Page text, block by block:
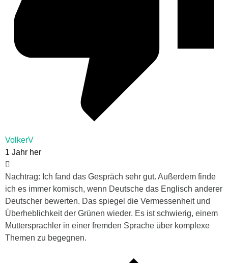
VolkerV
1 Jahr her
Nachtrag: Ich fand das Gespräch sehr gut. Außerdem finde
ich es immer komisch, wenn Deutsche das Englisch anderer
Deutscher bewerten. Das spiegel die Vermessenheit und
Überheblichkeit der Grünen wieder. Es ist schwierig, einem
Muttersprachler in einer fremden Sprache über komplexe
Themen zu begegnen.